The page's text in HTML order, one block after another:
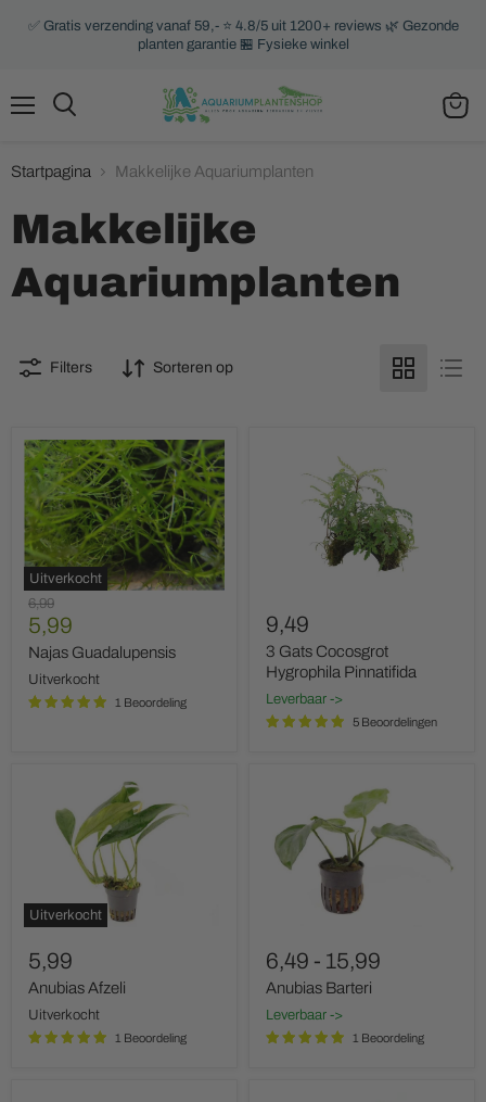
✅ Gratis verzending vanaf 59,- ⭐ 4.8/5 uit 1200+ reviews 🌿 Gezonde
planten garantie 🏪 Fysieke winkel
Startpagina Makkelijke Aquariumplanten
Makkelijke
Aquariumplanten
Filters Sorteren op
Uitverkocht
Najas
Guadalupensis
Oorspronkelijke
prijs
6,99
Huidige
prijs
5,99
Najas Guadalupensis
Uitverkocht
1 Beoordeling
Cocosgrot
Hygrophila
Pinnatifida
9,49
3 Gats Cocosgrot
Hygrophila Pinnatifida
Leverbaar ->
5 Beoordelingen
Uitverkocht
5,99
Anubias Afzeli
Uitverkocht
1 Beoordeling
6,49 - 15,99
Anubias Barteri
Leverbaar ->
1 Beoordeling